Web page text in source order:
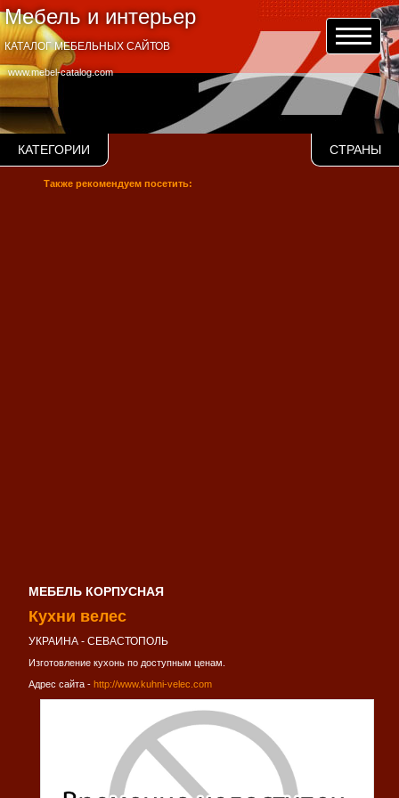
Мебель и интерьер
www.mebel-catalog.com
КАТАЛОГ МЕБЕЛЬНЫХ САЙТОВ
КАТЕГОРИИ СТРАНЫ
Также рекомендуем посетить:
МЕБЕЛЬ КОРПУСНАЯ
Кухни велес
УКРАИНА - СЕВАСТОПОЛЬ
Изготовление кухонь по доступным ценам.
Адрес сайта - http://www.kuhni-velec.com